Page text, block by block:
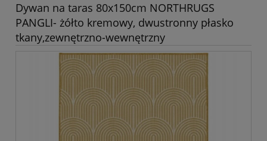
Dywan na taras 80x150cm NORTHRUGS
PANGLI- żółto kremowy, dwustronny płasko
tkany,zewnętrzno-wewnętrzny